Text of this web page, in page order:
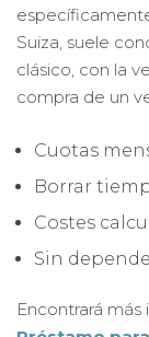
Suiza, suele
clásico, con la
compra de un
Cuotas
Borrar
Costes
Sin
Encontrará